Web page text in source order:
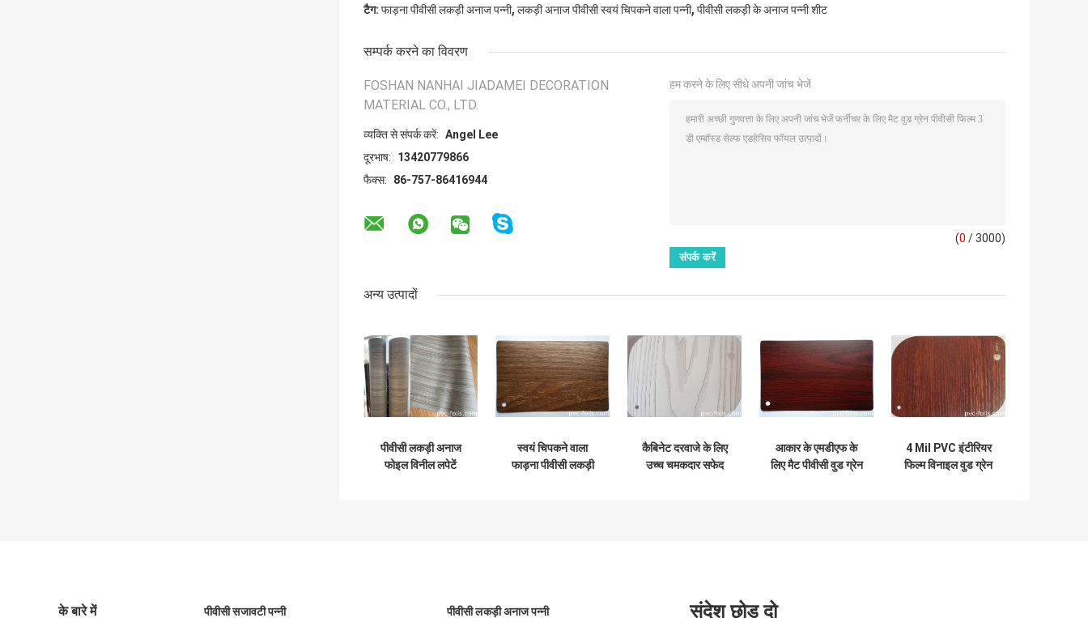
टैग: फाड़ना पीवीसी लकड़ी अनाज पन्नी, लकड़ी अनाज पीवीसी स्वयं चिपकने वाला पन्नी, पीवीसी लकड़ी के अनाज पन्नी शीट
सम्पर्क करने का विवरण
FOSHAN NANHAI JIADAMEI DECORATION
MATERIAL CO., LTD.
व्यक्ति से संपर्क करें: Angel Lee
दूरभाष:
13420779866
फैक्स:
86-757-86416944
हम करने के लिए सीधे अपनी जांच भेजें
(0 / 3000)
अन्य उत्पादों
पीवीसी लकड़ी अनाज
फोइल विनील लपेटें
स्वयं चिपकने वाला
फाड़ना पीवीसी लकड़ी
कैबिनेट दरवाजे के लिए
उच्च चमकदार सफेद
आकार के एमडीएफ के
लिए मैट पीवीसी वुड ग्रेन
4 Mil PVC इंटीरियर
फिल्म विनाइल वुड ग्रेन
के बारे में पीवीसी सजावटी पन्नी पीवीसी लकड़ी अनाज पन्नी संदेश छोड़ दो